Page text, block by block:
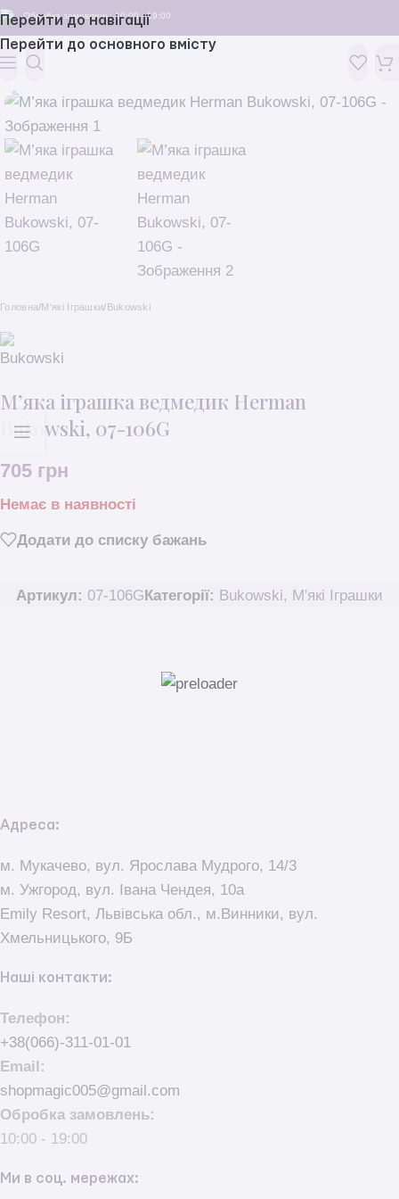
Перейти до навігації
Перейти до основного вмісту
Обробка замовлень: 10:00 - 19:00
Головна/M'які Іграшки/Bukowski
М’яка іграшка ведмедик Herman
Bukowski, 07-106G
705 грн
Немає в наявності
Додати до списку бажань
Артикул: 07-106GКатегорії: Bukowski, M'які Іграшки
Адреса:
м. Мукачево, вул. Ярослава Мудрого, 14/3
м. Ужгород, вул. Івана Чендея, 10а
Emily Resort, Львівська обл., м.Винники, вул.
Хмельницького, 9Б
Наші контакти:
Телефон:
+38(066)-311-01-01
Email:
shopmagic005@gmail.com
Обробка замовлень:
10:00 - 19:00
Ми в соц. мережах: